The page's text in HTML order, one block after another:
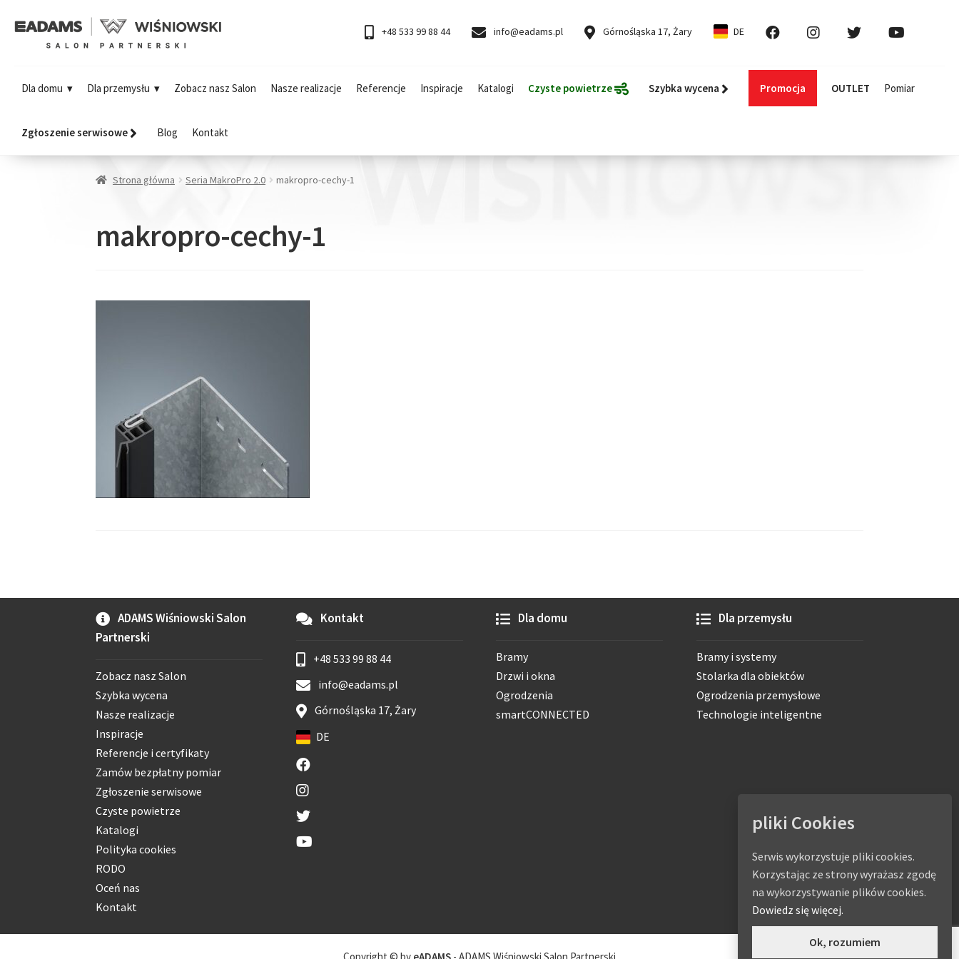
+48 533 99 88 44 info@eadams.pl Górnośląska 17, Żary DE
Dla domu Dla przemysłu Zobacz nasz Salon Nasze realizacje Referencje Inspiracje Katalogi Czyste powietrze Szybka wycena Promocja OUTLET Pomiar
Zgłoszenie serwisowe Blog Kontakt
Strona główna Seria MakroPro 2.0 makropro-cechy-1
makropro-cechy-1
ADAMS Wiśniowski Salon
Partnerski
Zobacz nasz Salon
Szybka wycena
Nasze realizacje
Inspiracje
Referencje i certyfikaty
Zamów bezpłatny pomiar
Zgłoszenie serwisowe
Czyste powietrze
Katalogi
Polityka cookies
RODO
Oceń nas
Kontakt
Kontakt
+48 533 99 88 44
info@eadams.pl
Górnośląska 17, Żary
DE
Dla domu
Bramy
Drzwi i okna
Ogrodzenia
smartCONNECTED
Dla przemysłu
Bramy i systemy
Stolarka dla obiektów
Ogrodzenia przemysłowe
Technologie inteligentne
pliki Cookies
Serwis wykorzystuje pliki cookies.
Korzystając ze strony wyrażasz zgodę
na wykorzystywanie plików cookies.
Dowiedz się więcej.
Ok, rozumiem